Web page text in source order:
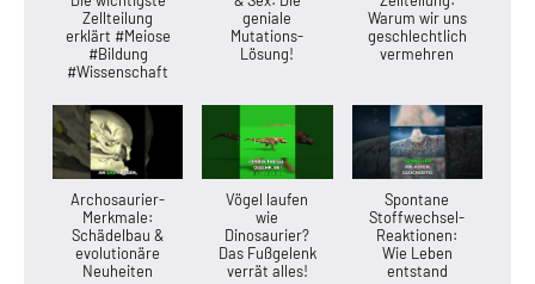
Zellteilung
erklärt #Meiose
#Bildung
#Wissenschaft
geniale
Mutations-
Lösung!
Warum wir uns
geschlechtlich
vermehren
Archosaurier-
Merkmale:
Schädelbau &
evolutionäre
Neuheiten
Vögel laufen
wie
Dinosaurier?
Das Fußgelenk
verrät alles!
Spontane
Stoffwechsel-
Reaktionen:
Wie Leben
entstand